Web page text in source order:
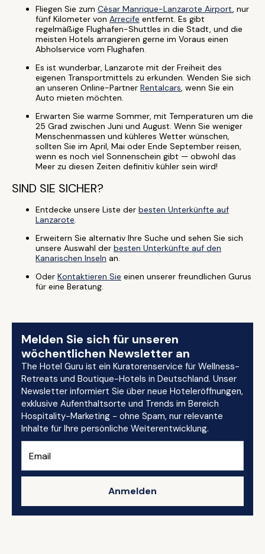
Fliegen Sie zum César Manrique-Lanzarote Airport, nur
fünf Kilometer von Arrecife entfernt. Es gibt
regelmäßige Flughafen-Shuttles in die Stadt, und die
meisten Hotels arrangieren gerne im Voraus einen
Abholservice vom Flughafen.
Es ist wunderbar, Lanzarote mit der Freiheit des
eigenen Transportmittels zu erkunden. Wenden Sie sich
an unseren Online-Partner Rentalcars, wenn Sie ein
Auto mieten möchten.
Erwarten Sie warme Sommer, mit Temperaturen um die
25 Grad zwischen Juni und August. Wenn Sie weniger
Menschenmassen und kühleres Wetter wünschen,
sollten Sie im April, Mai oder Ende September reisen,
wenn es noch viel Sonnenschein gibt — obwohl das
Meer zu diesen Zeiten definitiv kühler sein wird!
SIND SIE SICHER?
Entdecke unsere Liste der besten Unterkünfte auf
Lanzarote.
Erweitern Sie alternativ Ihre Suche und sehen Sie sich
unsere Auswahl der besten Unterkünfte auf den
Kanarischen Inseln an.
Oder Kontaktieren Sie einen unserer freundlichen Gurus
für eine Beratung.
Melden Sie sich für unseren
wöchentlichen Newsletter an
The Hotel Guru ist ein Kuratorenservice für Wellness-
Retreats und Boutique-Hotels in Deutschland. Unser
Newsletter informiert Sie über neue Hoteleröffnungen,
exklusive Aufenthaltsorte und Trends im Bereich
Hospitality-Marketing - ohne Spam, nur relevante
Inhalte für Ihre persönliche Weiterentwicklung.
Anmelden